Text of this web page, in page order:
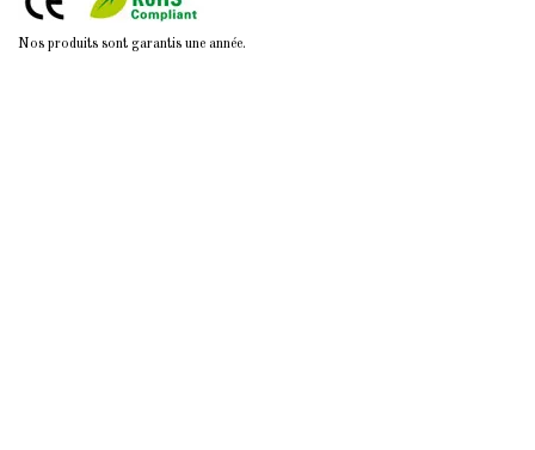
Nos produits sont garantis une année.